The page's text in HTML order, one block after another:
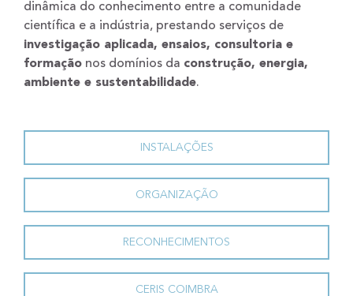
dinâmica do conhecimento entre a comunidade
científica e a indústria, prestando serviços de
investigação aplicada, ensaios, consultoria e
formação nos domínios da construção, energia,
ambiente e sustentabilidade.
INSTALAÇÕES
ORGANIZAÇÃO
RECONHECIMENTOS
CERIS COIMBRA